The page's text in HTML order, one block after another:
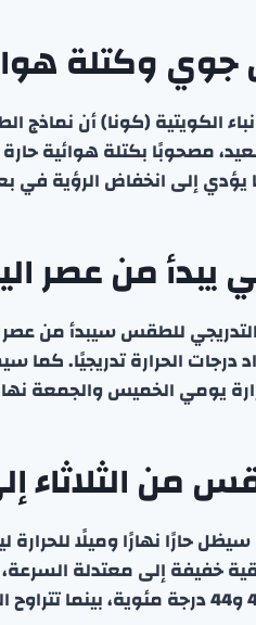
جوي وكتلة
الكويتية (كونا) أن
مصحوبًا بكتلة هوائية
إلى انخفاض الرؤية في
يبدأ من عصر
للطقس سيبدأ من عصر
درجات الحرارة تدريجيًا. كما
يومي الخميس والجمعة
من الثلاثاء
حارًا نهارًا وميلًا للحرارة